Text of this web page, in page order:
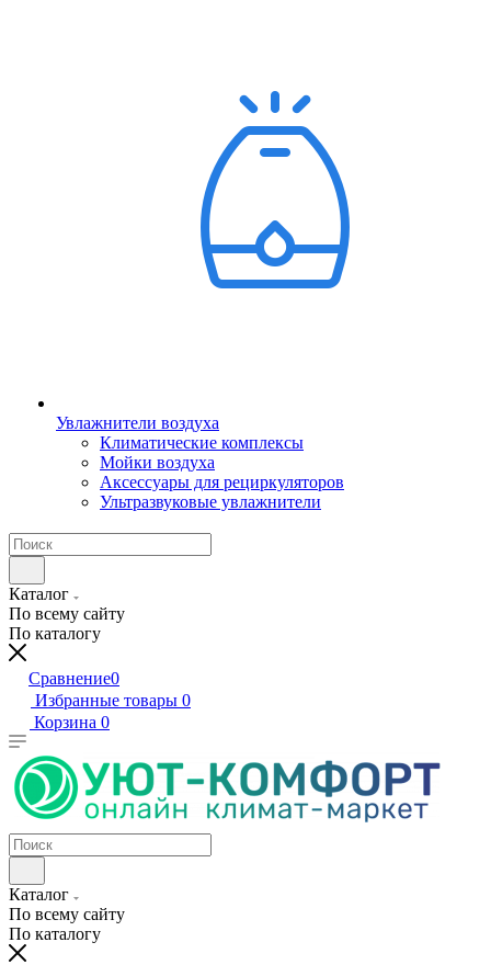
Увлажнители воздуха
Климатические комплексы
Мойки воздуха
Аксессуары для рециркуляторов
Ультразвуковые увлажнители
Каталог
По всему сайту
По каталогу
Сравнение0
Избранные товары 0
Корзина 0
Каталог
По всему сайту
По каталогу